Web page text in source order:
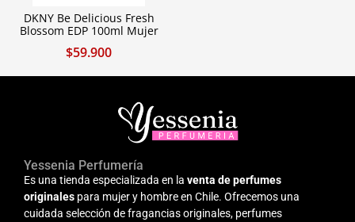
DKNY Be Delicious Fresh
Blossom EDP 100ml Mujer
$59.900
Yessenia Perfumería
Es una tienda especializada en la venta de perfumes
originales para mujer y hombre en Chile. Ofrecemos una
cuidada selección de fragancias originales, perfumes